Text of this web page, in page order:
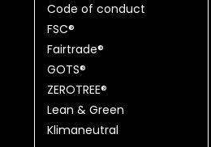
Code of conduct
FSC®
Fairtrade®
GOTS®
ZEROTREE®
Lean & Green
Klimaneutral